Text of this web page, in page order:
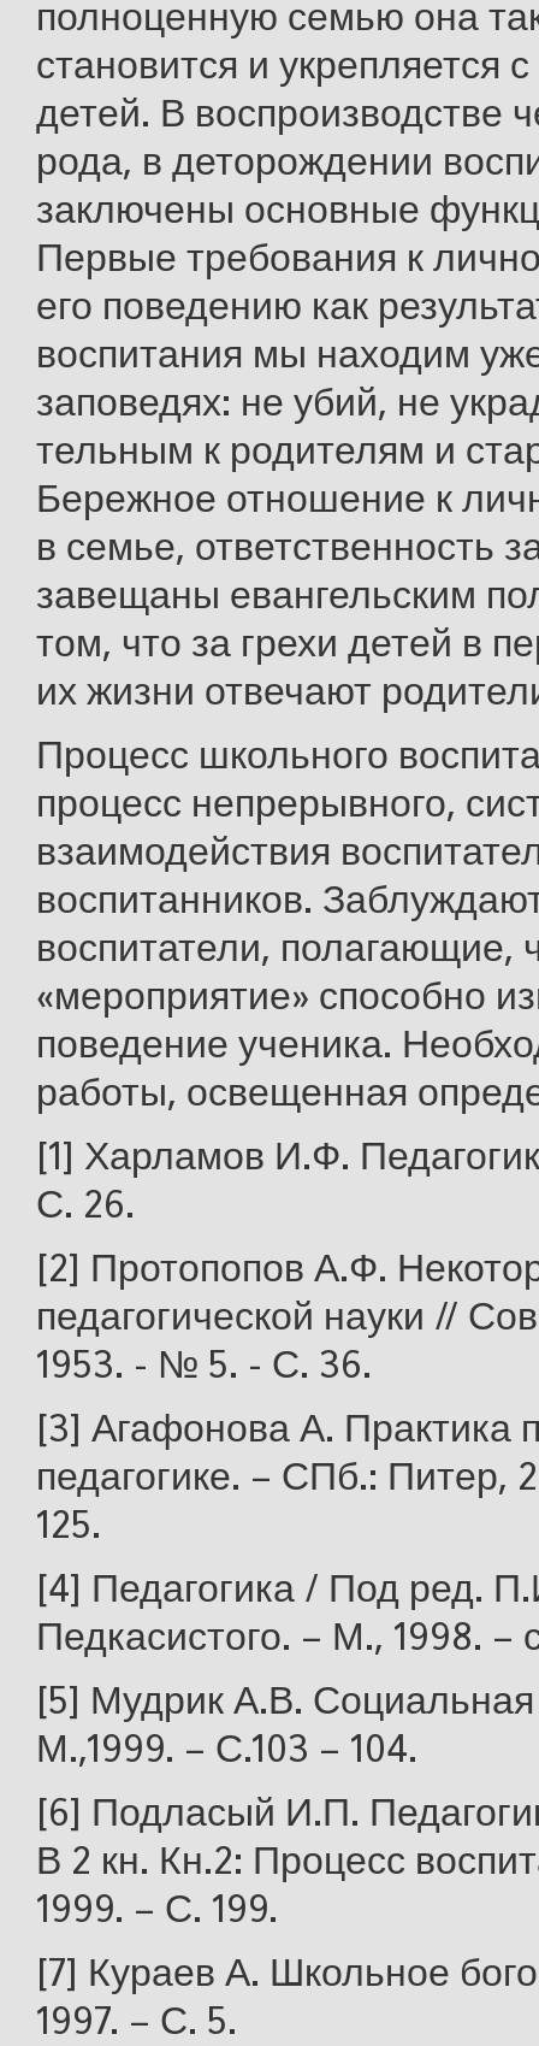
полноценную семью она
становится и укрепляется
детей. В воспроизводстве
рода, в деторождении
заключены основные
Первые требования к
его поведе­нию как
воспитания мы находим
заповедях: не убий, не
тельным к родителям и
Бережное отношение к
в семье, ответственность
завещаны евангельским
том, что за грехи детей в
их жизни отвечают
Процесс школьного
процесс непрерывного,
взаимодействия
воспитанников.
воспитатели, полагающие,
«мероприятие» способно
поведение ученика.
работы, освещенная
[1] Харламов И.Ф.
С. 26.
[2] Протопопов А.Ф.
педагогической науки //
1953. - № 5. - С. 36.
[3] Агафонова А. Практика
педагогике. – СПб.: Питер,
125.
[4] Педагогика / Под ред.
Педкасистого. – М., 1998. –
[5] Мудрик А.В. Социальная
М.,1999. – С.103 – 104.
[6] Подласый И.П.
В 2 кн. Кн.2: Процесс
1999. – С. 199.
[7] Кураев А. Школьное
1997. – С. 5.